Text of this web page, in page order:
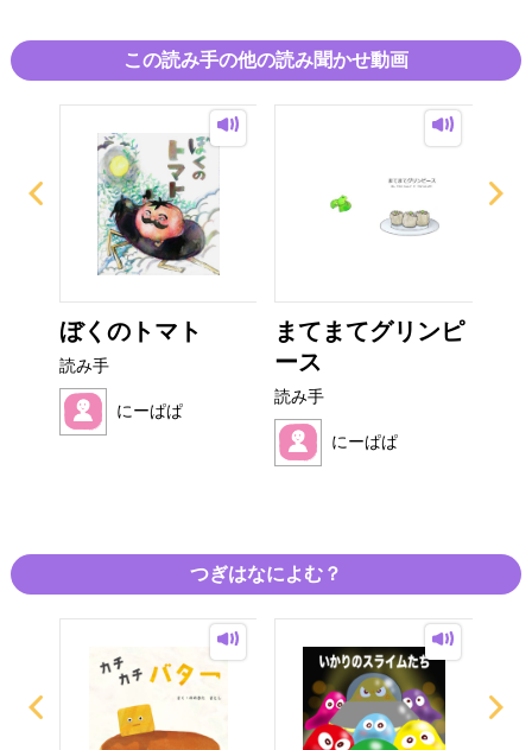
この読み手の他の読み聞かせ動画
ぼくのトマト
読み手
にーぱぱ
まてまてグリンピ
ース
読み手
にーぱぱ
つぎはなによむ？